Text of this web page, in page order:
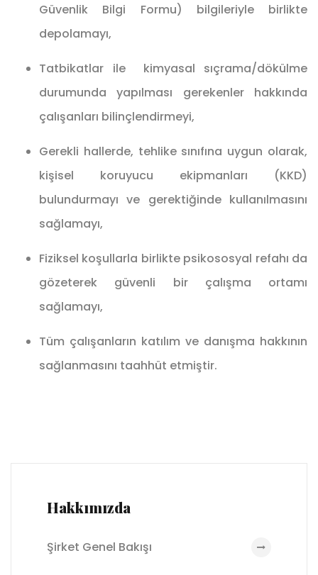
Güvenlik Bilgi Formu) bilgileriyle birlikte
depolamayı,
Tatbikatlar ile
kimyasal sıçrama/dökülme
durumunda yapılması gerekenler hakkında
çalışanları bilinçlendirmeyi,
Gerekli hallerde, tehlike sınıfına uygun olarak,
kişisel koruyucu ekipmanları (KKD)
bulundurmayı ve gerektiğinde kullanılmasını
sağlamayı,
Fiziksel koşullarla birlikte psikososyal refahı da
gözeterek güvenli bir çalışma ortamı
sağlamayı,
Tüm çalışanların katılım ve danışma hakkının
sağlanmasını taahhüt etmiştir.
Hakkımızda
Şirket Genel Bakışı